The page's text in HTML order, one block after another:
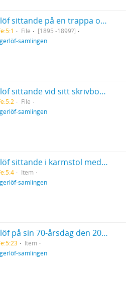
Selma Lagerlöf sittande på en trappa omgiven av grönska på Nääs
File
[1895 -1899?]
samlingen
Selma Lagerlöf sittande vid sitt skrivbord i arbetsrummet i Centralpalatset i Falun
File
samlingen
Selma Lagerlöf sittande i karmstol med huvudet vilande i höger hand
Item
samlingen
Selma Lagerlöf på sin 70-årsdag den 20/11-1928, sittande i blomsterhav i Valborg Olanders våning på Karlavägen
Item
samlingen